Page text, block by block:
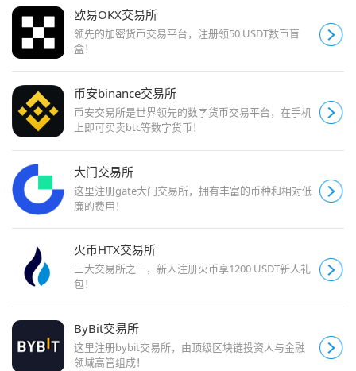
欧易OKX交易所
领先的加密货币交易平台，注册领50 USDT数币盲
盒！
币安binance交易所
币安交易所是世界领先的数字货币交易平台，在手机
上即可买卖btc等数字货币！
大门交易所
这里注册gate大门交易所，拥有丰富的币种和相对低
廉的费用！
火币HTX交易所
三大交易所之一，新人注册火币享1200 USDT新人礼
包！
ByBit交易所
这里注册bybit交易所，由顶级区块链投资人与金融
领域高管组成！